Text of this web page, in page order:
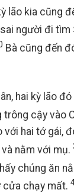
lão kia cũng
người đi tìm
Bà cũng đến
hai kỳ lão
cậy vào
với hai tớ gái,
nằm với mụ.
chúng ăn
cửa chạy mất.